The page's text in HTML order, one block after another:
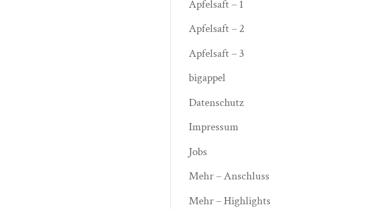
Apfelsaft – 1
Apfelsaft – 2
Apfelsaft – 3
bigappel
Datenschutz
Impressum
Jobs
Mehr – Anschluss
Mehr – Highlights